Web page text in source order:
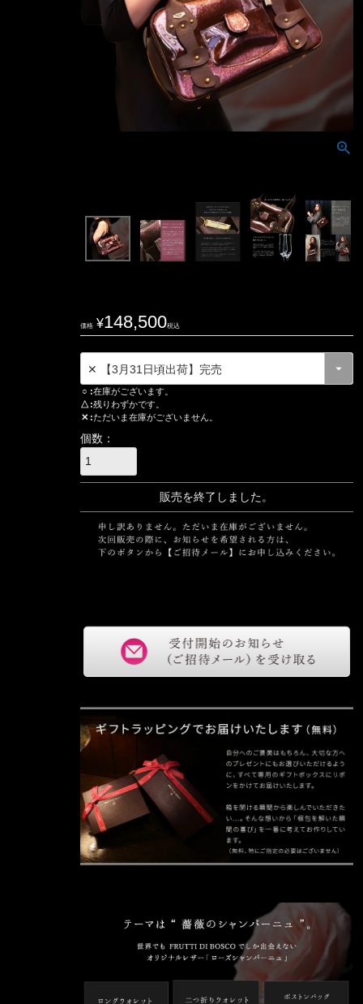
価格 ¥148,500税込
○
在庫がございます。
△ 残りわずかです。
✕ ただいま在庫がございません。
販売を終了しました。